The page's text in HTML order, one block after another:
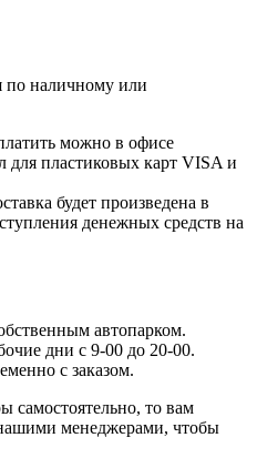
по наличному или
можно в офисе
для пластиковых карт VISA и
будет произведена в
денежных средств на
автопарком.
дни с 9-00 до 20-00.
с заказом.
самостоятельно, то вам
нашими менеджерами, чтобы